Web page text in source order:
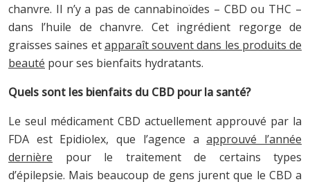
chanvre. Il n’y a pas de cannabinoïdes – CBD ou THC –
dans l’huile de chanvre. Cet ingrédient regorge de
graisses saines etapparaît souvent dans les produits de
beauté pour ses bienfaits hydratants.
Quels sont les bienfaits du CBD pour la santé?
Le seul médicament CBD actuellement approuvé par la
FDA est Epidiolex, que l’agence aapprouvé l’année
dernière pour le traitement de certains types
d’épilepsie. Mais beaucoup de gens jurent que le CBD a